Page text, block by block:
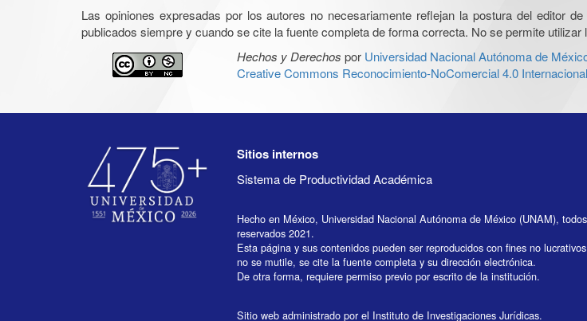
Las opiniones expresadas por los autores no necesariamente reflejan la postura del editor
publicados siempre y cuando se cite la fuente completa de forma correcta. No se permite
Hechos y Derechos por Universidad Nacional Autónoma de
Creative Commons Reconocimiento-NoComercial 4.0 Internacional
Sitios internos
Sistema de Productividad Académica
Hecho en México, Universidad Nacional Autónoma de México (UNAM),
reservados 2021.
Esta página y sus contenidos pueden ser reproducidos con fines no
no se mutile, se cite la fuente completa y su dirección electrónica.
De otra forma, requiere permiso previo por escrito de la institución.
Sitio web administrado por el Instituto de Investigaciones Jurídicas.